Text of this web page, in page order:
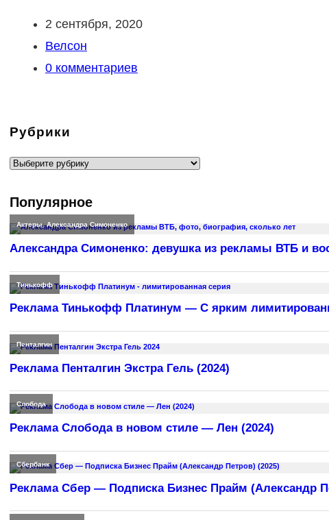
Запись
опубликована:
2 сентября, 2020
Рубрика
записи:
Велсон
Комментарии
0 комментариев
Рубрики
Рубрики
Популярное
Актеры,Александра Симоненко
Александра Симоненко: девушка из рекламы ВТБ и
Тинькофф
Реклама Тинькофф Платинум — С ярким
Пенталгин
Реклама Пенталгин Экстра Гель (2024)
Слобода
Реклама Слобода в новом стиле — Лен (2024)
Сбербанк
Реклама Сбер — Подписка Бизнес Прайм (Александр